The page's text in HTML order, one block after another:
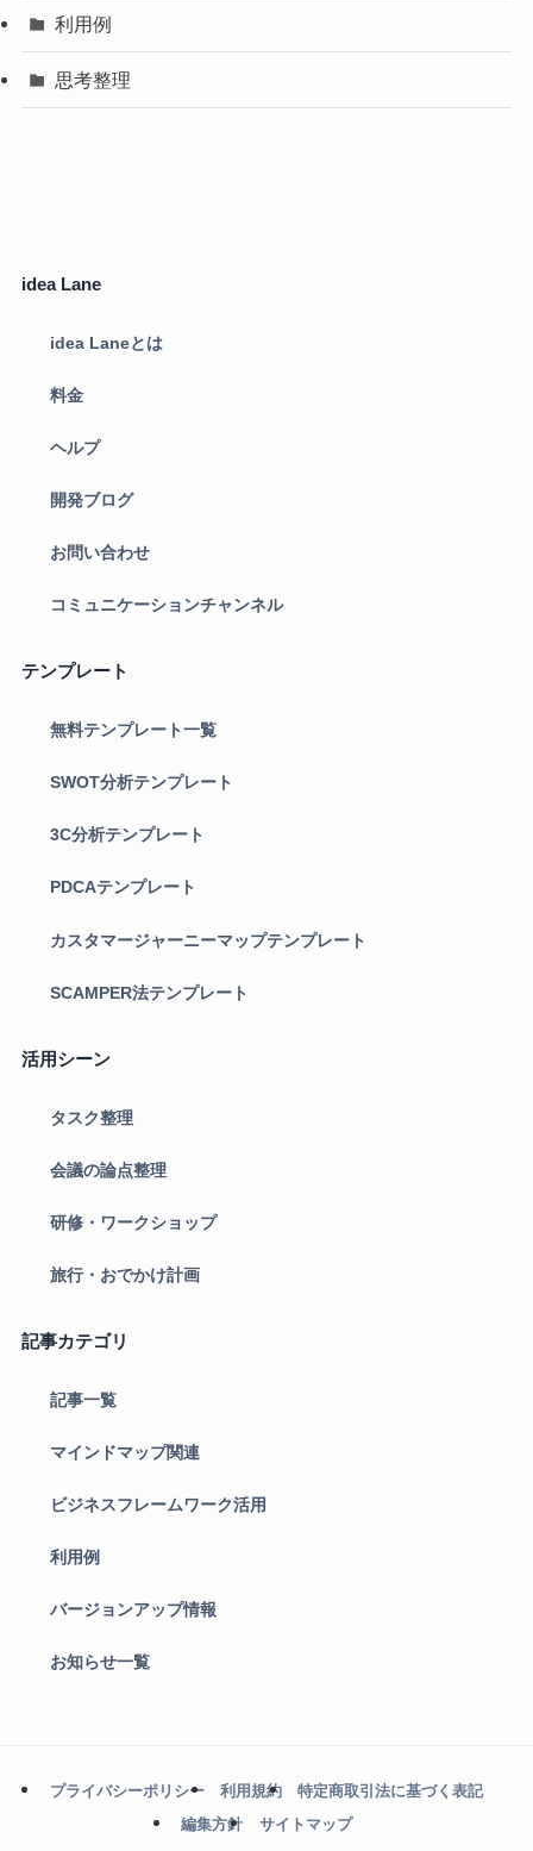
利用例
思考整理
idea Lane
idea Laneとは
料金
ヘルプ
開発ブログ
お問い合わせ
コミュニケーションチャンネル
テンプレート
無料テンプレート一覧
SWOT分析テンプレート
3C分析テンプレート
PDCAテンプレート
カスタマージャーニーマップテンプレート
SCAMPER法テンプレート
活用シーン
タスク整理
会議の論点整理
研修・ワークショップ
旅行・おでかけ計画
記事カテゴリ
記事一覧
マインドマップ関連
ビジネスフレームワーク活用
利用例
バージョンアップ情報
お知らせ一覧
プライバシーポリシー 利用規約
特定商取引法に基づく表記
編集方針
サイトマップ